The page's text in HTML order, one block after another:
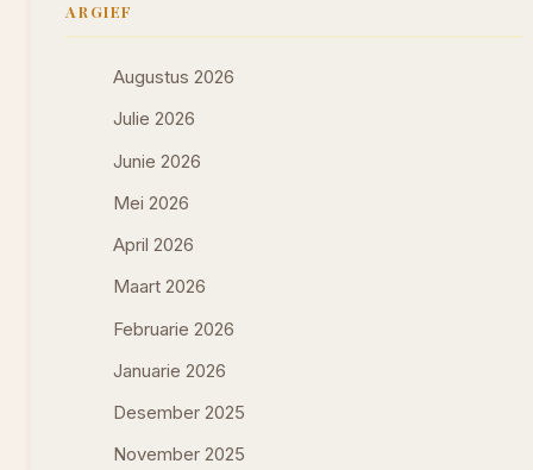
ARGIEF
Augustus 2026
Julie 2026
Junie 2026
Mei 2026
April 2026
Maart 2026
Februarie 2026
Januarie 2026
Desember 2025
November 2025